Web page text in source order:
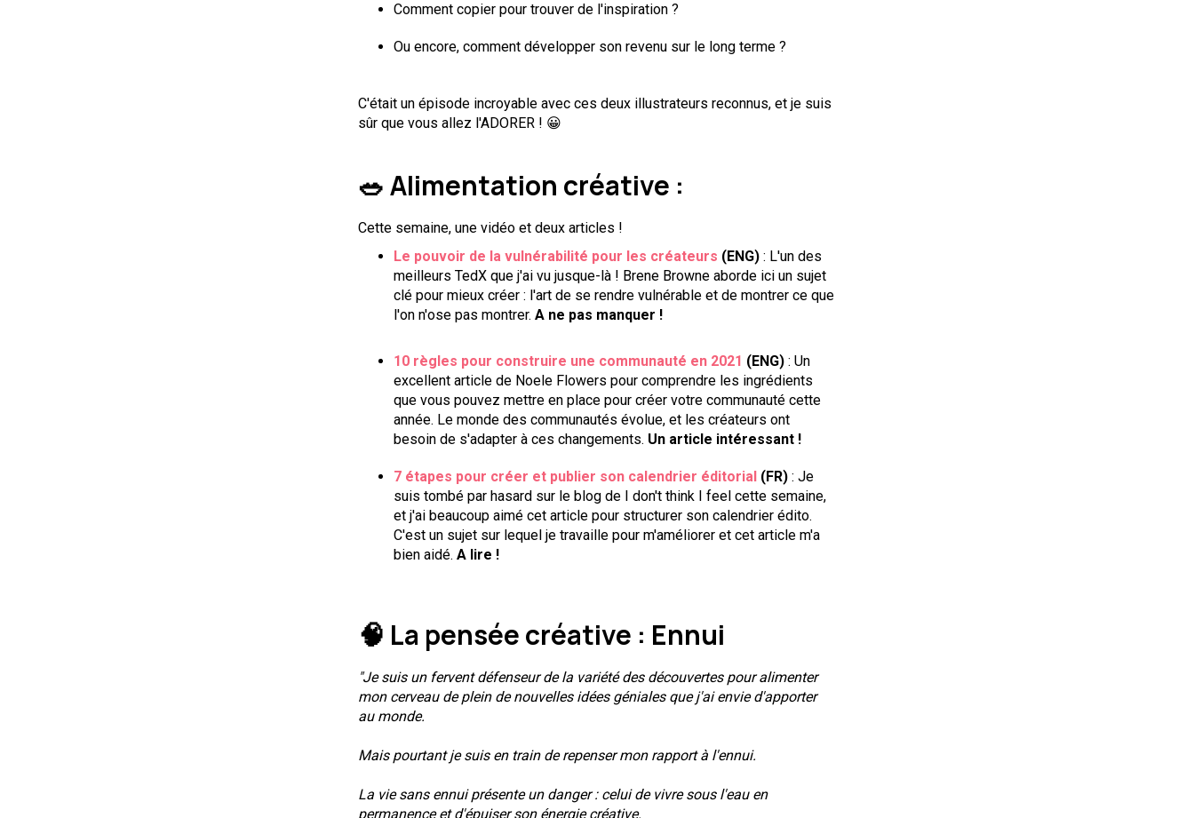
Comment copier pour trouver de l'inspiration ?
Ou encore, comment développer son revenu sur le long terme ?
C'était un épisode incroyable avec ces deux illustrateurs reconnus, et je suis
sûr que vous allez l'ADORER ! 😀
🥗 Alimentation créative :
Cette semaine, une vidéo et deux articles !
Le pouvoir de la vulnérabilité pour les créateurs (ENG): L'un des
meilleurs TedX que j'ai vu jusque-là ! Brene Browne aborde ici un sujet
clé pour mieux créer : l'art de se rendre vulnérable et de montrer ce que
l'on n'ose pas montrer.A ne pas manquer !
10 règles pour construire une communauté en 2021 (ENG): Un
excellent article de Noele Flowers pour comprendre les ingrédients
que vous pouvez mettre en place pour créer votre communauté cette
année. Le monde des communautés évolue, et les créateurs ont
besoin de s'adapter à ces changements. Un article intéressant !
7 étapes pour créer et publier son calendrier éditorial (FR) : Je
suis tombé par hasard sur le blog de I don't think I feel cette semaine,
et j'ai beaucoup aimé cet article pour structurer son calendrier édito.
C'est un sujet sur lequel je travaille pour m'améliorer et cet article m'a
bien aidé.A lire !
🧠 La pensée créative : Ennui
"Je suis un fervent défenseur de la variété des découvertes pour alimenter
mon cerveau de plein de nouvelles idées géniales que j'ai envie d'apporter
au monde.
Mais pourtant je suis en train de repenser mon rapport à l'ennui.
La vie sans ennui présente un danger : celui de vivre sous l'eau en
permanence et d'épuiser son énergie créative.